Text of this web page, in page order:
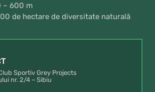
– 600 m
de hectare de diversitate naturală
Sportiv Grey Projects
nr. 2/4 – Sibiu